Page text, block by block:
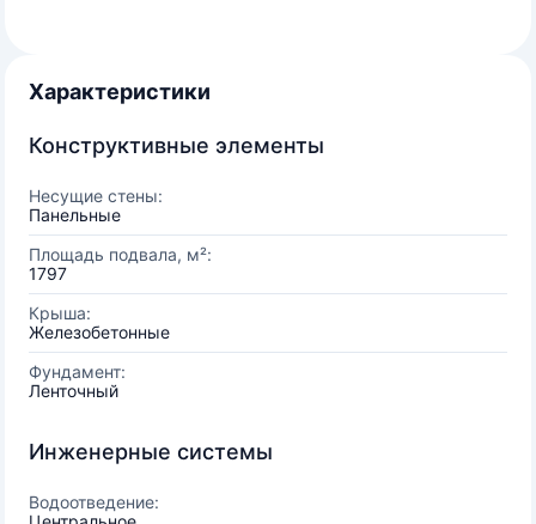
Характеристики
Конструктивные элементы
Несущие стены:
Панельные
Площадь подвала, м²:
1797
Крыша:
Железобетонные
Фундамент:
Ленточный
Инженерные системы
Водоотведение: